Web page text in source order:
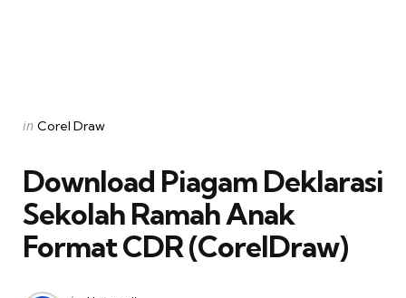
Categories
Posted
in Corel Draw
Download Piagam Deklarasi
Sekolah Ramah Anak
Format CDR (CorelDraw)